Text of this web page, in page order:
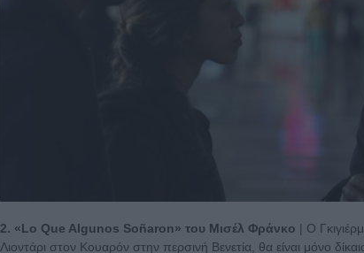
2. «Lo Que Algunos Soñaron» του Μισέλ Φράνκο | Ο
Λιοντάρι στον Κουαρόν στην περσινή Βενετία, θα είναι μόνο